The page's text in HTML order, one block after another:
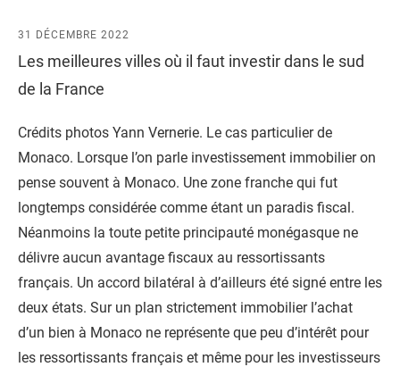
31 DÉCEMBRE 2022
Les meilleures villes où il faut investir dans le sud
de la France
Crédits photos Yann Vernerie. Le cas particulier de
Monaco. Lorsque l’on parle investissement immobilier on
pense souvent à Monaco. Une zone franche qui fut
longtemps considérée comme étant un paradis fiscal.
Néanmoins la toute petite principauté monégasque ne
délivre aucun avantage fiscaux au ressortissants
français. Un accord bilatéral à d’ailleurs été signé entre les
deux états. Sur un plan strictement immobilier l’achat
d’un bien à Monaco ne représente que peu d’intérêt pour
les ressortissants français et même pour les investisseurs